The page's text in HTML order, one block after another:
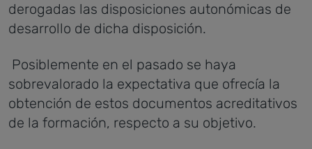
derogadas las disposiciones autonómicas de
desarrollo de dicha disposición.
Posiblemente en el pasado se haya
sobrevalorado la expectativa que ofrecía la
obtención de estos documentos acreditativos
de la formación, respecto a su objetivo.